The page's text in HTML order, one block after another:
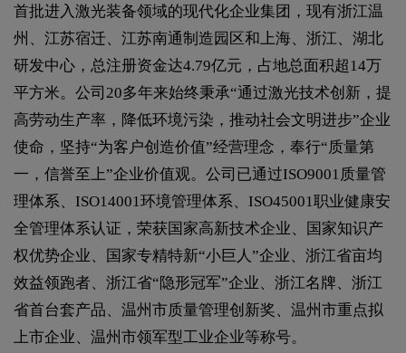
首批进入激光装备领域的现代化企业集团，现有浙江温
州、江苏宿迁、江苏南通制造园区和上海、浙江、湖北
研发中心，总注册资金达4.79亿元，占地总面积超14万
平方米。公司20多年来始终秉承“通过激光技术创新，提
高劳动生产率，降低环境污染，推动社会文明进步”企业
使命，坚持“为客户创造价值”经营理念，奉行“质量第
一，信誉至上”企业价值观。公司已通过ISO9001质量管
理体系、ISO14001环境管理体系、ISO45001职业健康安
全管理体系认证，荣获国家高新技术企业、国家知识产
权优势企业、国家专精特新“小巨人”企业、浙江省亩均
效益领跑者、浙江省“隐形冠军”企业、浙江名牌、浙江
省首台套产品、温州市质量管理创新奖、温州市重点拟
上市企业、温州市领军型工业企业等称号。